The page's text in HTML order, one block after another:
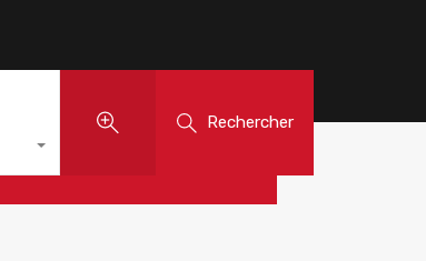
Rechercher